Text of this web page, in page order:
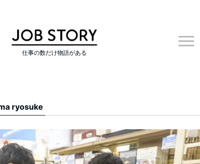
仕事の数だけ物語がある
ryosuke